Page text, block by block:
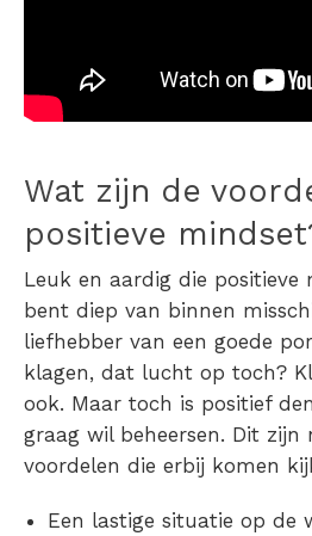
Wat zijn de
positieve
Leuk en aardig die positieve
bent diep van binnen
liefhebber van een goede
klagen, dat lucht op toch?
ook. Maar toch is positief
graag wil beheersen. Dit zijn
voordelen die erbij komen
Een lastige situatie op de